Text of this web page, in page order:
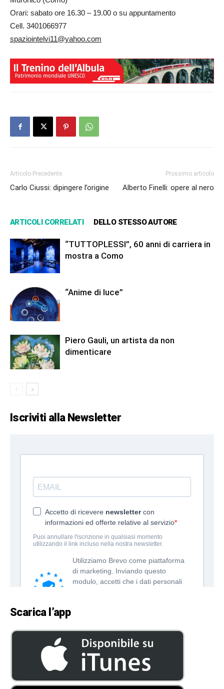
Orari: sabato ore 16.30 – 19.00 o su appuntamento
Cell. 3401066977
spaziointelvi11@yahoo.com
Articolo Precedente
Carlo Ciussi: dipingere l’origine
Prossimo articolo
Alberto Finelli: opere al nero
ARTICOLI CORRELATI DELLO STESSO AUTORE
“TUTTOPLESSI”, 60 anni di carriera in
mostra a Como
“Anime di luce”
Piero Gauli, un artista da non
dimenticare
Iscriviti alla Newsletter
Scarica l’app